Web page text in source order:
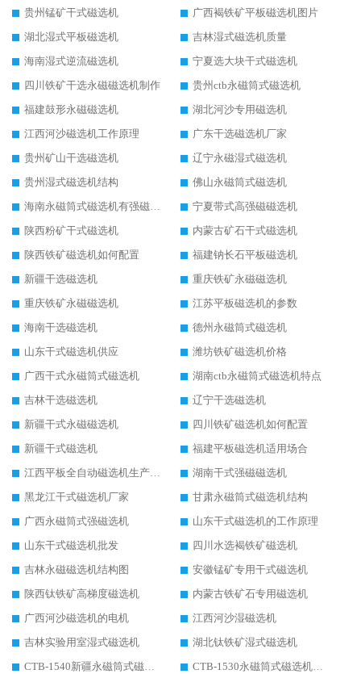
贵州锰矿干式磁选机
广西褐铁矿平板磁选机图片
湖北湿式平板磁选机
吉林湿式磁选机质量
海南湿式逆流磁选机
宁夏选大块干式磁选机
四川铁矿干选永磁磁选机制作
贵州ctb永磁筒式磁选机
福建鼓形永磁磁选机
湖北河沙专用磁选机
江西河沙磁选机工作原理
广东干选磁选机厂家
贵州矿山干选磁选机
辽宁永磁湿式磁选机
贵州湿式磁选机结构
佛山永磁筒式磁选机
海南永磁筒式磁选机有强磁的吗
宁夏带式高强磁磁选机
陕西粉矿干式磁选机
内蒙古矿石干式磁选机
陕西铁矿磁选机如何配置
福建钠长石平板磁选机
新疆干选磁选机
重庆铁矿永磁磁选机
重庆铁矿永磁磁选机
江苏平板磁选机的参数
海南干选磁选机
德州永磁筒式磁选机
山东干式磁选机供应
潍坊铁矿磁选机价格
广西干式永磁筒式磁选机
湖南ctb永磁筒式磁选机特点
吉林干选磁选机
辽宁干选磁选机
新疆干式永磁磁选机
四川铁矿磁选机如何配置
新疆干式磁选机
福建平板磁选机适用场合
江西平板全自动磁选机生产厂家
湖南干式强磁磁选机
黑龙江干式磁选机厂家
甘肃永磁筒式磁选机结构
广西永磁筒式强磁选机
山东干式磁选机的工作原理
山东干式磁选机批发
四川水选褐铁矿磁选机
吉林永磁磁选机结构图
安徽锰矿专用干式磁选机
陕西钛铁矿高梯度磁选机
内蒙古铁矿石专用磁选机
广西河沙磁选机的电机
江西河沙湿磁选机
吉林实验用室湿式磁选机
湖北钛铁矿湿式磁选机
CTB-1540新疆永磁筒式磁选机
CTB-1530永磁筒式磁选机代理商